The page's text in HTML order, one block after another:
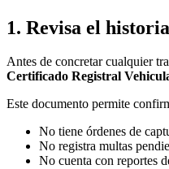
1. Revisa el
Antes de concretar cualquier
Certificado Registral
Este documento permite
No tiene órdenes de
No registra multas
No cuenta con reportes